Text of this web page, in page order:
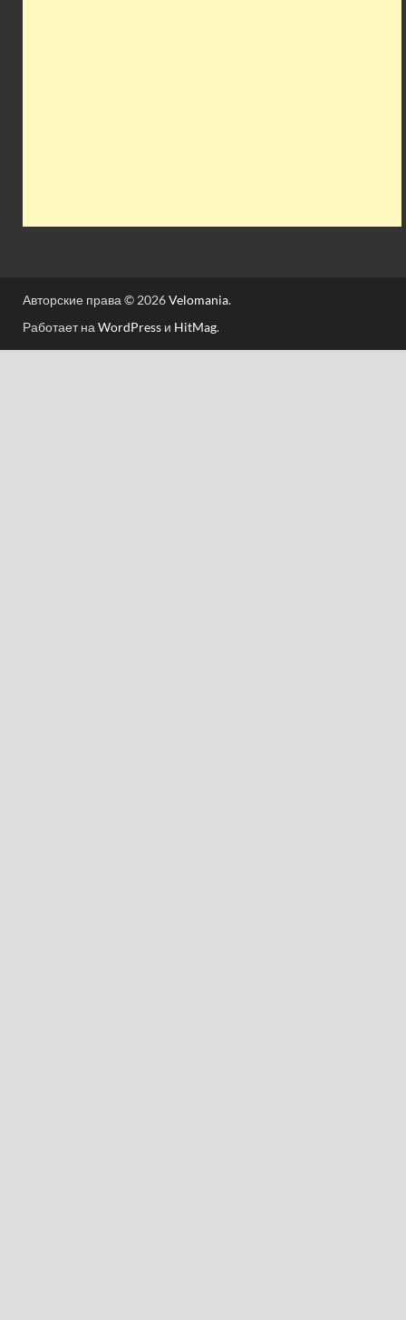
Авторские права © 2026Velomania.
Работает на WordPress и HitMag.